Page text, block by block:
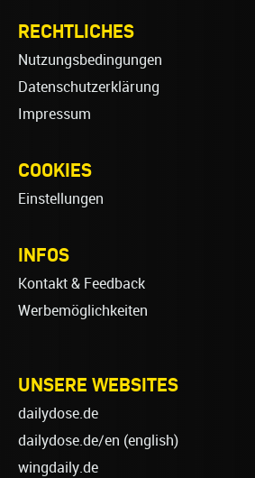
RECHTLICHES
Nutzungsbedingungen
Datenschutzerklärung
Impressum
COOKIES
Einstellungen
INFOS
Kontakt & Feedback
Werbemöglichkeiten
UNSERE WEBSITES
dailydose.de
dailydose.de/en (english)
wingdaily.de